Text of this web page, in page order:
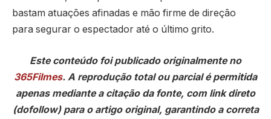
bastam atuações afinadas e mão firme de direção
para segurar o espectador até o último grito.
Este conteúdo foi publicado originalmente no
365Filmes. A reprodução total ou parcial é permitida
apenas mediante a citação da fonte, com link direto
(dofollow) para o artigo original, garantindo a correta